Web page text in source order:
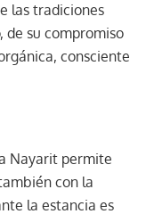
las tradiciones
de su compromiso
consciente
Nayarit permite
con la
la estancia es